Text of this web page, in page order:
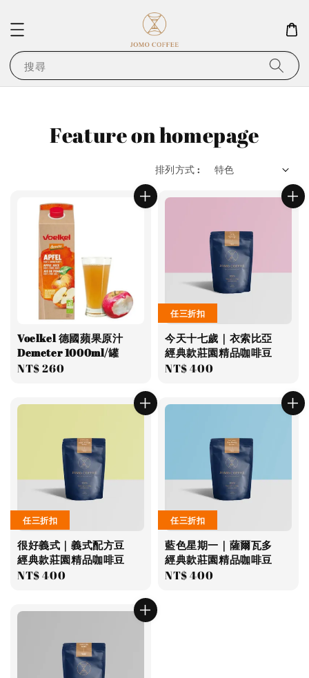
搜尋
Feature on homepage
排列方式 :
Voelkel 德國蘋果原汁
Demeter 1000ml/罐
Regular
NT$ 260
任三折扣
今天十七歲｜衣索比亞
經典款莊園精品咖啡豆
Regular
NT$ 400
任三折扣
很好義式｜義式配方豆
經典款莊園精品咖啡豆
Regular
NT$ 400
任三折扣
藍色星期一｜薩爾瓦多
經典款莊園精品咖啡豆
Regular
NT$ 400